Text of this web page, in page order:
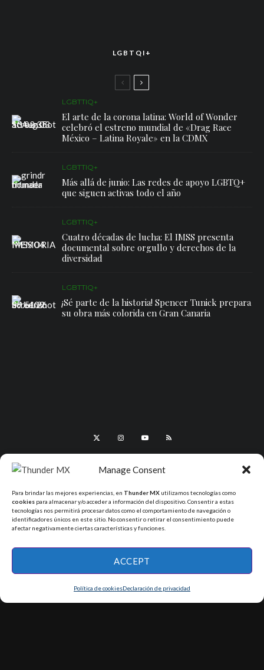
Manage Consent
Para brindar las mejores experiencias, en Thunder MX utilizamos tecnologías como
cookies para almacenar y/o acceder a información del dispositivo. Consentir a estas
tecnologías nos permitirá procesar datos como el comportamiento de navegación o
identificadores únicos en este sitio. No consentir o retirar el consentimiento puede
afectar negativamente ciertas características y funciones.
ACCEPT
Política de cookiesDeclaración de privacidad
LGBTQI+
LGBTTIQ+
El arte de la corona latina: World of Wonder
celebró el estreno mundial de «Drag Race
México – Latina Royale» en la CDMX
LGBTTIQ+
Más allá de junio: Las redes de apoyo LGBTQ+
que siguen activas todo el año
LGBTTIQ+
Cuatro décadas de lucha: El IMSS presenta
documental sobre orgullo y derechos de la
diversidad
LGBTTIQ+
¡Sé parte de la historia! Spencer Tunick prepara
su obra más colorida en Gran Canaria